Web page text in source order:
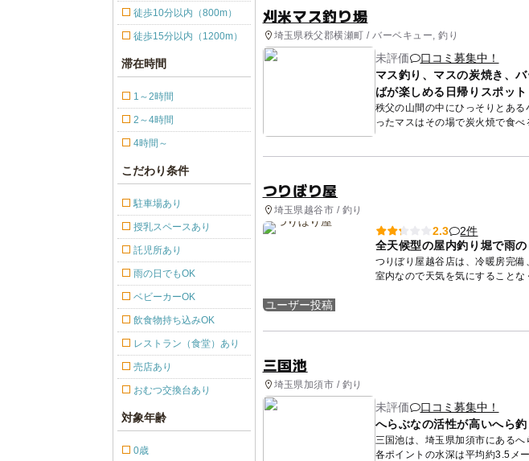
刈米マス釣り場
埼玉県秩父郡横瀬町 / バーベキュー, 釣り
未評価
口コミ募集中！
マス釣り、マスの炭焼き、
ばが楽しめる日帰りスポット
秩父の山間の中にひっそりとあ
ったマスはその場で炭火焼で食
手打ちそばや手打ちうどんが大変
つりぼり屋
埼玉県越谷市 / 釣り
ユーザー投稿
2.3
2件
全天候型の屋内釣り堀で雨
つりぼり屋越谷店は、冷暖房完備
室内なので天気を気にすること
三国池
埼玉県加須市 / 釣り
未評価
口コミ募集中！
へらぶなの活性が高いへら
三国池は、埼玉県加須市にあるへ
各ポイントの水深は平均約3.5メ
徒歩10分以内（800m）
徒歩15分以内（1200m）
滞在時間
1～2時間
2～4時間
4時間～
こだわり条件
駐車場あり
授乳スペースあり
託児所あり
雨の日でもOK
ベビーカーOK
飲食物持ち込みOK
レストラン（食堂）あり
売店あり
おむつ交換台あり
対象年齢
0歳